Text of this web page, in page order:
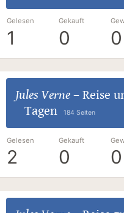
Gelesen
1
Gekauft
0 0
Jules Verne– Reise
Tagen
184 Seiten
Gelesen
2
Gekauft
0 0